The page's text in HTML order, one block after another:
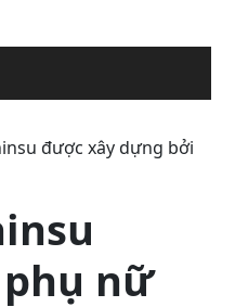
được xây dựng bởi
nữ